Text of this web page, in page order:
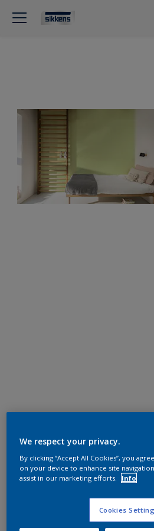
We respect your privacy.
By clicking “Accept All Cookies”, you
on your device to enhance site
assist in our marketing efforts.
Info
Cookies